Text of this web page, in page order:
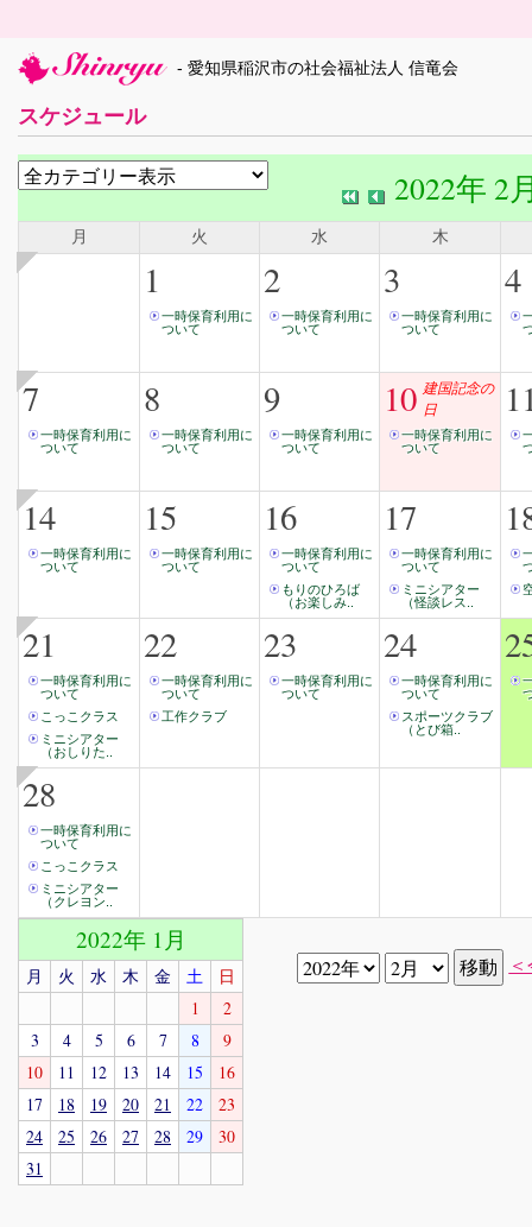
- 愛知県稲沢市の社会福祉法人 信竜会
スケジュール
2022年 2
月 火 水 木
1
一時保育利用に
ついて
2
一時保育利用に
ついて
3
一時保育利用に
ついて
4
7
一時保育利用に
ついて
8
一時保育利用に
ついて
9
一時保育利用に
ついて
10 建国記念の
日
一時保育利用に
ついて
14
一時保育利用に
ついて
15
一時保育利用に
ついて
16
一時保育利用に
ついて
もりのひろば
（お楽しみ..
17
一時保育利用に
ついて
ミニシアター
（怪談レス..
21
一時保育利用に
ついて
こっこクラス
ミニシアター
（おしりた..
22
一時保育利用に
ついて
工作クラブ
23
一時保育利用に
ついて
24
一時保育利用に
ついて
スポーツクラブ
（とび箱..
28
一時保育利用に
ついて
こっこクラス
ミニシアター
（クレヨン..
2022年 1月
月 火 水 木 金 土
日
1
2
3
4 5 6 7 8
9
10
11 12 13 14 15
16
17
18 19 20 21 22
23
24
25 26 27 28 29
30
31